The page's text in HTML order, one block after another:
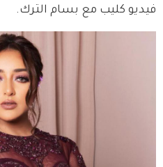
فيديو كليب مع بسام الترك.